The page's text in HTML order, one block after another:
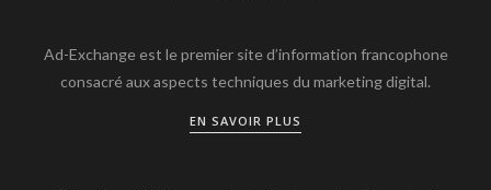
Ad-Exchange est le premier site d’information francophone
consacré aux aspects techniques du marketing digital.
EN SAVOIR PLUS